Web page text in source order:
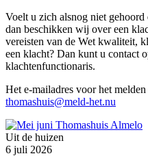
Voelt u zich alsnog niet
dan beschikken wij over een
vereisten van de Wet kwaliteit,
een klacht? Dan kunt u contact
klachtenfunctionaris.
Het e-mailadres voor het
thomashuis@meld-het.nu
Uit de huizen
6 juli 2026